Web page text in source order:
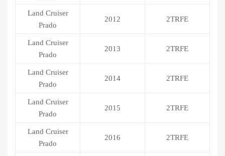
Land Cruiser
Prado
2012 2TRFE
Land Cruiser
Prado
2013 2TRFE
Land Cruiser
Prado
2014 2TRFE
Land Cruiser
Prado
2015 2TRFE
Land Cruiser
Prado
2016 2TRFE